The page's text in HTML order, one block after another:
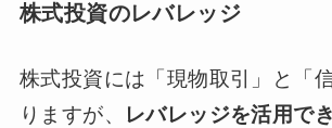
株式投資のレバレッジ
株式投資には「現物取引」と「
りますが、
レバレッジを活用で